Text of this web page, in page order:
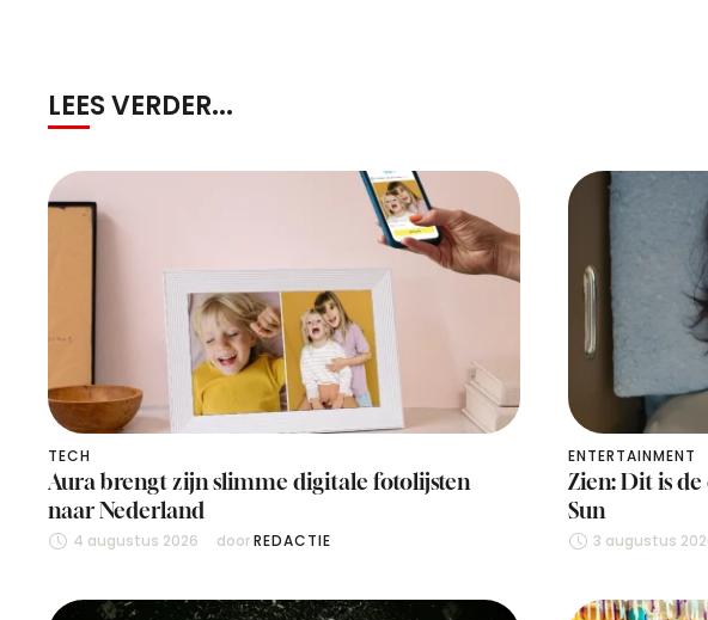
LEES VERDER...
TECH
Aura brengt zijn slimme digitale fotolijsten
naar Nederland
4 augustus 2026 door REDACTIE
ENTERTAINMENT
Zien: Dit is
Sun
3 augustus